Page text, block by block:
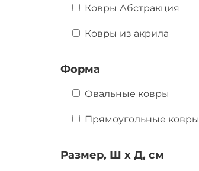
Ковры Абстракция
Ковры из акрила
Форма
Овальные ковры
Прямоугольные ковры
Размер, Ш х Д, см